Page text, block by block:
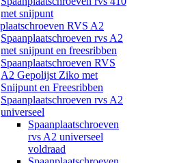
met snijpunt
RVS A2
Spaanplaatschroeven rvs A2
met snijpunt en freesribben
Spaanplaatschroeven RVS
A2 Gepolijst Ziko met
Snijpunt en Freesribben
Spaanplaatschroeven rvs A2
universeel
Spaanplaatschroeven
rvs A2 universeel
voldraad